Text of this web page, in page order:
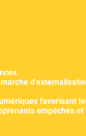
favorisant
empêchés